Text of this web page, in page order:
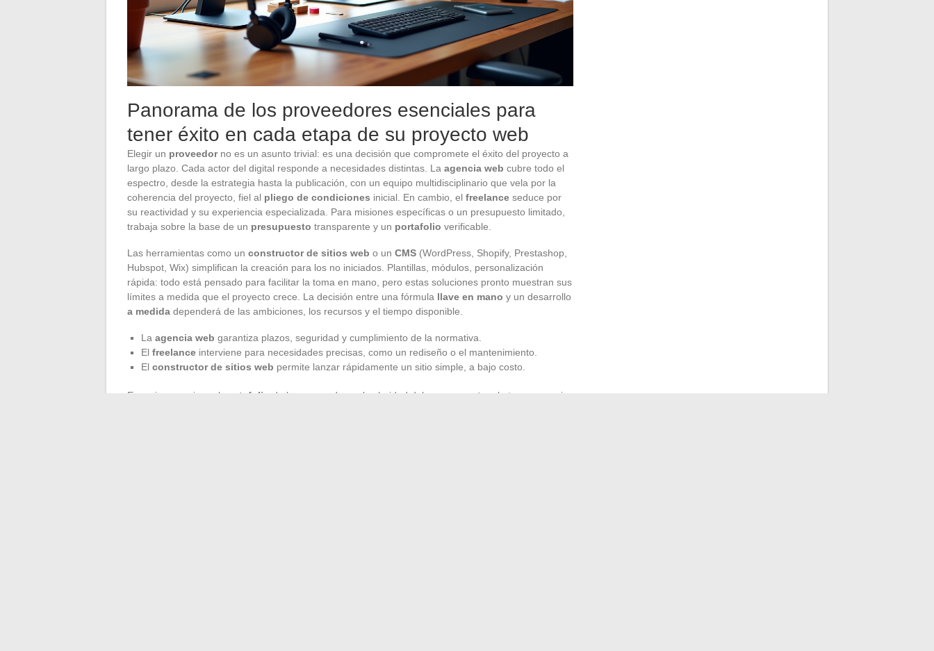
Panorama de los proveedores esenciales para
tener éxito en cada etapa de su proyecto web
Elegir un proveedorno es un asunto trivial: es una decisión que compromete el éxito del proyecto a
largo plazo. Cada actor del digital responde a necesidades distintas. La agencia web cubre todo el
espectro, desde la estrategia hasta la publicación, con un equipo multidisciplinario que vela por la
coherencia del proyecto, fiel al pliego de condiciones inicial. En cambio, el freelance seduce por
su reactividad y su experiencia especializada. Para misiones específicas o un presupuesto limitado,
trabaja sobre la base de un presupuesto transparente y un portafolio verificable.
Las herramientas como un constructor de sitios web o un CMS (WordPress, Shopify, Prestashop,
Hubspot, Wix) simplifican la creación para los no iniciados. Plantillas, módulos, personalización
rápida: todo está pensado para facilitar la toma en mano, pero estas soluciones pronto muestran sus
límites a medida que el proyecto crece. La decisión entre una fórmula llave en mano y un desarrollo
a medida dependerá de las ambiciones, los recursos y el tiempo disponible.
La agencia web garantiza plazos, seguridad y cumplimiento de la normativa.
El freelance interviene para necesidades precisas, como un rediseño o el mantenimiento.
El constructor de sitios web permite lanzar rápidamente un sitio simple, a bajo costo.
Es mejor examinar el portafolio de los proveedores, la claridad del presupuesto
y la transparencia